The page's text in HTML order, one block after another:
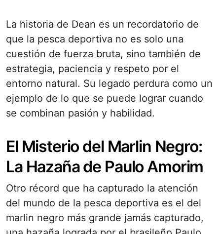
La historia de Dean es un recordatorio de
que la pesca deportiva no es solo una
cuestión de fuerza bruta, sino también de
estrategia, paciencia y respeto por el
entorno natural. Su legado perdura como un
ejemplo de lo que se puede lograr cuando
se combinan pasión y habilidad.
El Misterio del Marlin Negro:
La Hazaña de Paulo Amorim
Otro récord que ha capturado la atención
del mundo de la pesca deportiva es el del
marlin negro más grande jamás capturado,